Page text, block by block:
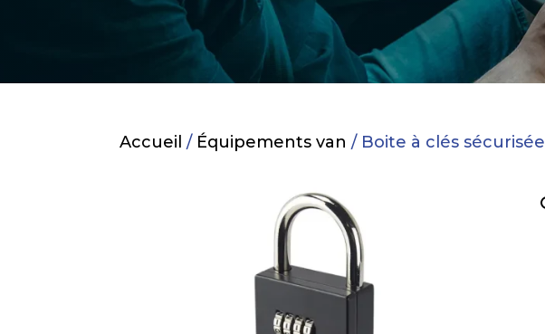
Accueil / Équipements van / Boite à clés sécurisée